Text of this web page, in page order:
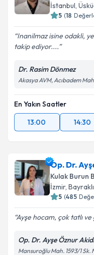
İstanbul,
5 (18
Inanilmaz isine odakli,
takip ediyor....
Dr. Rasim Dönmez
Akasya AVM, Acıbadem
En Yakın Saatler
13:00
14:30
Op. Dr.
Kulak Burun
İzmir, Bayraklı
5 (485
Ayşe hocam, çok tatlı ve
Op. Dr. Ayşe Öznur
Mansuroğlu Mah. 1593/1 Sk.